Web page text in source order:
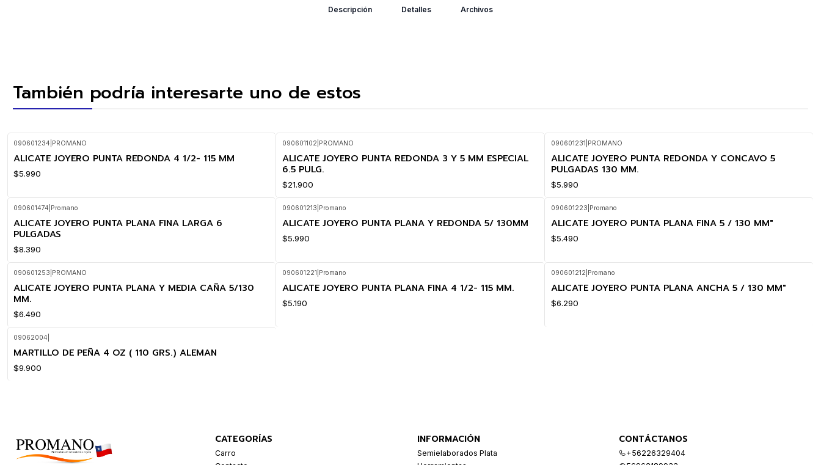
Descripción Detalles Archivos
También podría interesarte uno de estos
090601234 PROMANO
ALICATE JOYERO PUNTA REDONDA 4 1/2- 115 MM
$5.990
090601102 PROMANO
ALICATE JOYERO PUNTA REDONDA 3 Y 5 MM ESPECIAL
6.5 PULG.
$21.900
090601231 PROMANO
ALICATE JOYERO PUNTA REDONDA Y CONCAVO 5
PULGADAS 130 MM.
$5.990
090601474 Promano
ALICATE JOYERO PUNTA PLANA FINA LARGA 6
PULGADAS
$8.390
090601213 Promano
ALICATE JOYERO PUNTA PLANA Y REDONDA 5/ 130MM
$5.990
090601223 Promano
ALICATE JOYERO PUNTA PLANA FINA 5 / 130 MM"
$5.490
090601253 PROMANO
ALICATE JOYERO PUNTA PLANA Y MEDIA CAÑA 5/130
MM.
$6.490
090601221 Promano
ALICATE JOYERO PUNTA PLANA FINA 4 1/2- 115 MM.
$5.190
090601212 Promano
ALICATE JOYERO PUNTA PLANA ANCHA 5 / 130 MM"
$6.290
09062004
MARTILLO DE PEÑA 4 OZ ( 110 GRS.) ALEMAN
$9.900
CATEGORÍAS
Carro
INFORMACIÓN
Semielaborados Plata
CONTÁCTANOS
+56226329404